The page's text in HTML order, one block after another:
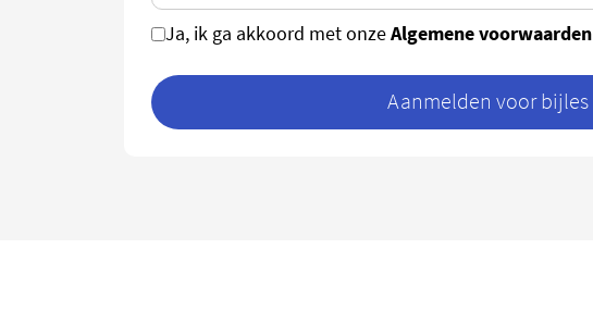
Ja, ik ga akkoord met onzeAlgemene voorwaarden
Aanmelden voor bijles